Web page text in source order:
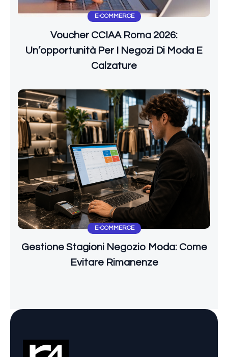
E-COMMERCE
Voucher CCIAA Roma 2026:
Un’opportunità Per I Negozi Di Moda E
Calzature
E-COMMERCE
Gestione Stagioni Negozio Moda: Come
Evitare Rimanenze